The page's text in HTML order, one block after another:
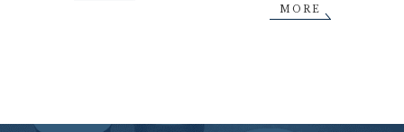
MORE